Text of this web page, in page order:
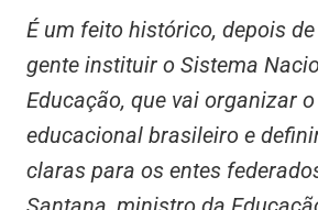
É um feito histórico, depois
gente instituir o Sistema
Educação, que vai organizar
educacional brasileiro e
claras para os entes